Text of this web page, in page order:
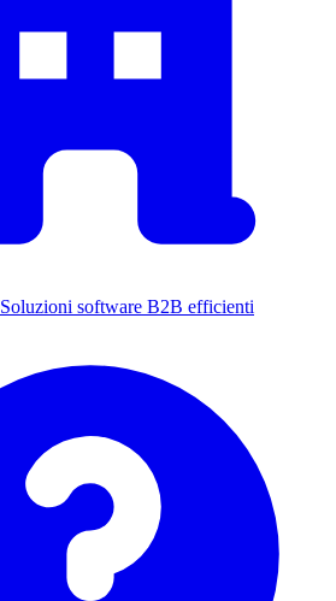
Soluzioni software B2B efficienti